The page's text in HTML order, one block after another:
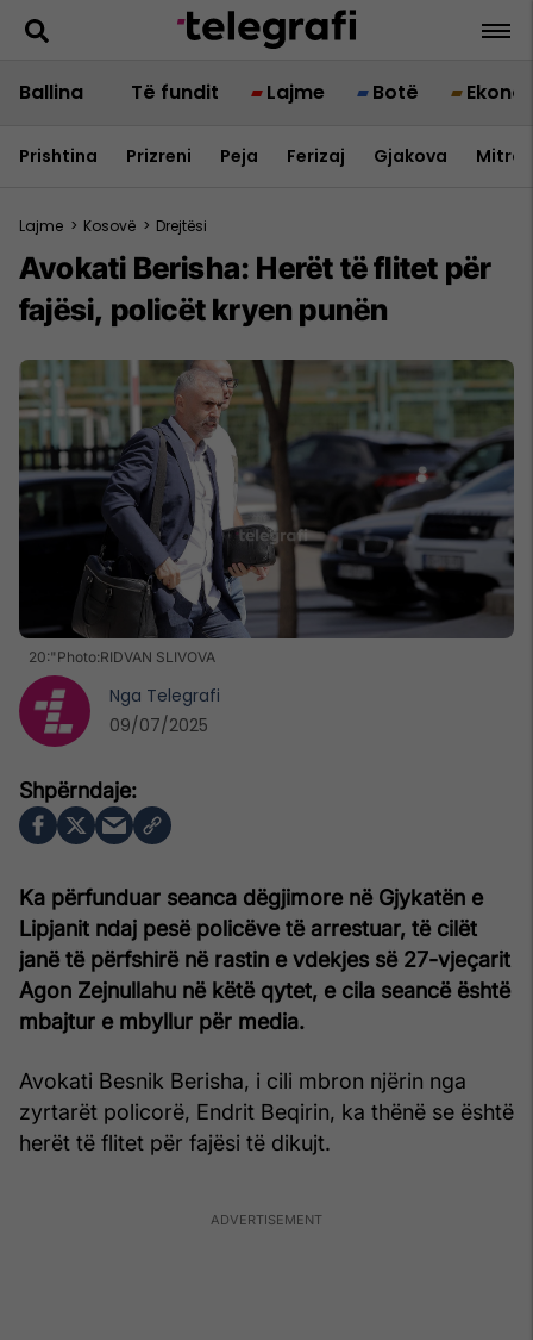
Ballina Të fundit Lajme Botë
Prishtina Prizreni Peja Ferizaj Gjakova
Lajme > Kosovë > Drejtësi
Avokati Berisha: Herët të flitet për
fajësi, policët kryen punën
20:"Photo:RIDVAN SLIVOVA
Ka përfunduar seanca dëgjimore në Gjykatën e
Lipjanit ndaj pesë policëve të arrestuar, të cilët
janë të përfshirë në rastin e vdekjes së 27-vjeçarit
Agon Zejnullahu në këtë qytet, e cila seancë është
mbajtur e mbyllur për media.
Avokati Besnik Berisha, i cili mbron njërin nga
zyrtarët policorë, Endrit Beqirin, ka thënë se është
herët të flitet për fajësi të dikujt.
Nga Telegrafi
09/07/2025